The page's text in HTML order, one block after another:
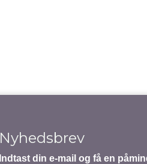
Nyhedsbrev
Indtast din e-mail og få en